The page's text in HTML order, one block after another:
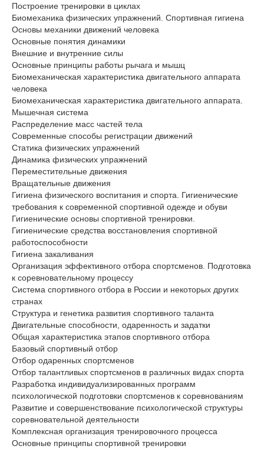
Построение тренировки в циклах
Биомеханика физических упражнений. Спортивная гигиена
Основы механики движений человека
Основные понятия динамики
Внешние и внутренние силы
Основные принципы работы рычага и мышц
Биомеханическая характеристика двигательного аппарата
человека
Биомеханическая характеристика двигательного аппарата.
Мышечная система
Распределение масс частей тела
Современные способы регистрации движений
Статика физических упражнений
Динамика физических упражнений
Переместительные движения
Вращательные движения
Гигиена физического воспитания и спорта. Гигиенические
требования к современной спортивной одежде и обуви
Гигиенические основы спортивной тренировки.
Гигиенические средства восстановления спортивной
работоспособности
Гигиена закаливания
Организация эффективного отбора спортсменов. Подготовка
к соревновательному процессу
Система спортивного отбора в России и некоторых других
странах
Структура и генетика развития спортивного таланта
Двигательные способности, одаренность и задатки
Общая характеристика этапов спортивного отбора
Базовый спортивный отбор
Отбор одаренных спортсменов
Отбор талантливых спортсменов в различных видах спорта
Разработка индивидуализированных программ
психологической подготовки спортсменов к соревнованиям
Развитие и совершенствование психологической структуры
соревновательной деятельности
Комплексная организация тренировочного процесса
Основные принципы спортивной тренировки